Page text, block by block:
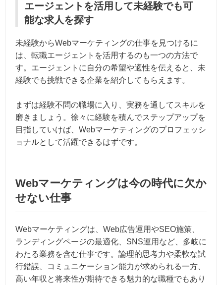
エージェントを活用して未経験でも可
能な求人を探す
未経験からWebマーケティングの仕事を見つけるに
は、転職エージェントを活用するのも一つの方法で
す。エージェントに自分の希望や適性を伝えると、未
経験でも挑戦できる企業を紹介してもらえます。
まずは経験不問の職場に入り、実務を通してスキルを
磨きましょう。徐々に経験を積んでステップアップを
目指していけば、Webマーケティングのプロフェッシ
ョナルとして活躍できるはずです。
Webマーケティングは今の時代に欠か
せない仕事
Webマーケティングは、Web広告運用やSEO施策、
ランディングページの最適化、SNS運用など、多岐に
わたる業務を含む仕事です。論理的思考力や柔軟な試
行錯誤、コミュニケーション能力が求められる一方、
高い年収と将来性が期待できる魅力的な職種でもあり